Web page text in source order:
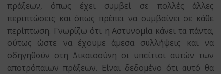
πράξεων, όπως έχει συμβεί σε πολλές άλλες
περιπτώσεις και όπως πρέπει να συμβαίνει σε κάθε
περίπτωση. Γνωρίζω ότι η Αστυνομία κάνει τα πάντα,
ούτως ώστε να έχουμε άμεσα συλλήψεις και να
οδηγηθούν στη Δικαιοσύνη οι υπαίτιοι αυτών των
αποτρόπαιων πράξεων. Είναι δεδομένο ότι αυτό θα